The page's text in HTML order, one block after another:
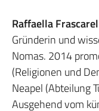
Raffaella
Gründerin und
Nomas. 2014
(Religionen und
Neapel (Abteilung
Ausgehend vom